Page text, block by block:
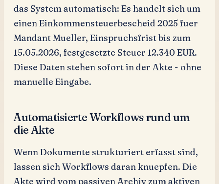
das System automatisch: Es handelt sich um
einen Einkommensteuerbescheid 2025 fuer
Mandant Mueller, Einspruchsfrist bis zum
15.05.2026, festgesetzte Steuer 12.340 EUR.
Diese Daten stehen sofort in der Akte - ohne
manuelle Eingabe.
Automatisierte Workflows rund um
die Akte
Wenn Dokumente strukturiert erfasst sind,
lassen sich Workflows daran knuepfen. Die
Akte wird vom passiven Archiv zum aktiven